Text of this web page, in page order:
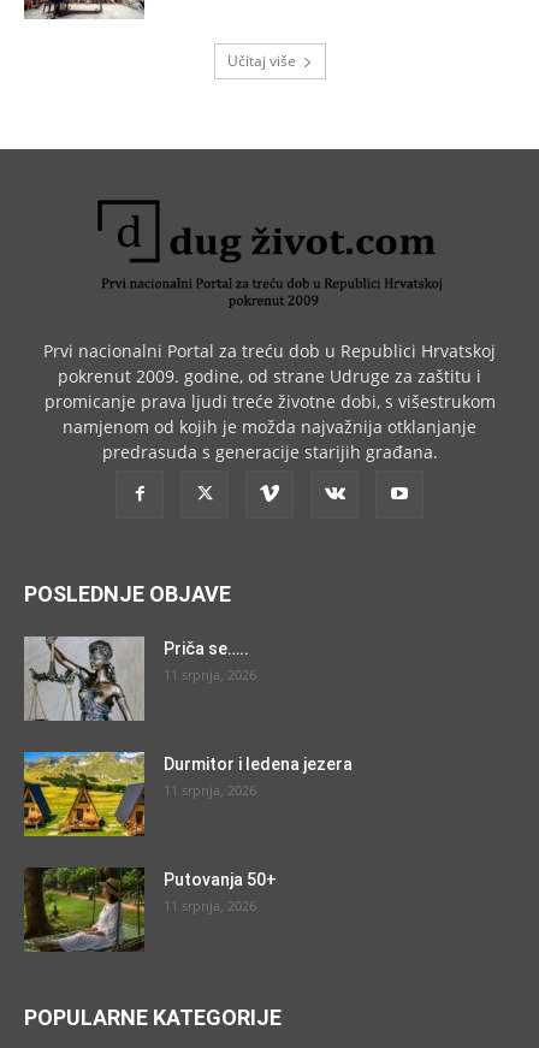
Učitaj više
Prvi nacionalni Portal za treću dob u Republici Hrvatskoj
pokrenut 2009. godine, od strane Udruge za zaštitu i
promicanje prava ljudi treće životne dobi, s višestrukom
namjenom od kojih je možda najvažnija otklanjanje
predrasuda s generacije starijih građana.
POSLEDNJE OBJAVE
Priča se…..
11 srpnja, 2026
Durmitor i ledena jezera
11 srpnja, 2026
Putovanja 50+
11 srpnja, 2026
POPULARNE KATEGORIJE